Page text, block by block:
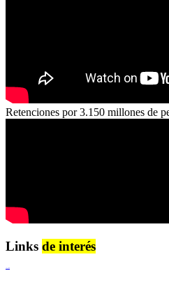
Retenciones por 3.150 millones de
Links de interés